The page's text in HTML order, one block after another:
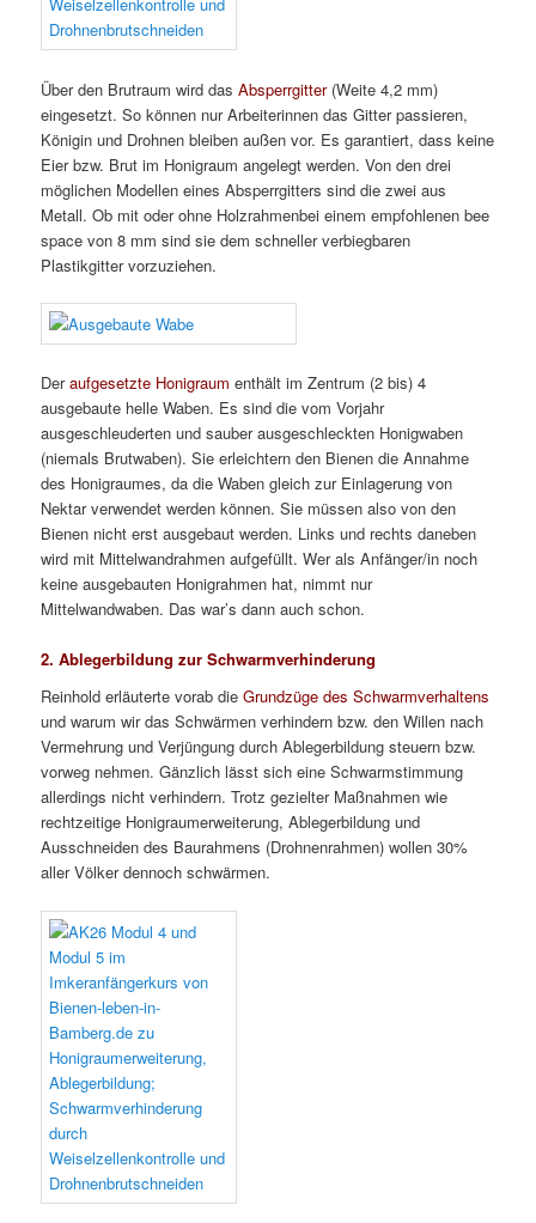
Über den Brutraum wird dasAbsperrgitter(Weite 4,2 mm)
eingesetzt. So können nur Arbeiterinnen das Gitter passieren,
Königin und Drohnen bleiben außen vor. Es garantiert, dass keine
Eier bzw. Brut im Honigraum angelegt werden. Von den drei
möglichen Modellen eines Absperrgitters sind die zwei aus
Metall. Ob mit oder ohne Holzrahmenbei einem empfohlenen bee
space von 8 mm sind sie dem schneller verbiegbaren
Plastikgitter vorzuziehen.
Deraufgesetzte Honigraum enthält im Zentrum (2 bis) 4
ausgebaute helle Waben. Es sind die vom Vorjahr
ausgeschleuderten und sauber ausgeschleckten Honigwaben
(niemals Brutwaben). Sie erleichtern den Bienen die Annahme
des Honigraumes, da die Waben gleich zur Einlagerung von
Nektar verwendet werden können. Sie müssen also von den
Bienen nicht erst ausgebaut werden. Links und rechts daneben
wird mit Mittelwandrahmen aufgefüllt. Wer als Anfänger/in noch
keine ausgebauten Honigrahmen hat, nimmt nur
Mittelwandwaben. Das war’s dann auch schon.
2. Ablegerbildung zur Schwarmverhinderung
Reinhold erläuterte vorab dieGrundzüge des Schwarmverhaltens
und warum wir das Schwärmen verhindern bzw. den Willen nach
Vermehrung und Verjüngung durch Ablegerbildung steuern bzw.
vorweg nehmen. Gänzlich lässt sich eine Schwarmstimmung
allerdings nicht verhindern. Trotz gezielter Maßnahmen wie
rechtzeitige Honigraumerweiterung, Ablegerbildung und
Ausschneiden des Baurahmens (Drohnenrahmen) wollen 30%
aller Völker dennoch schwärmen.